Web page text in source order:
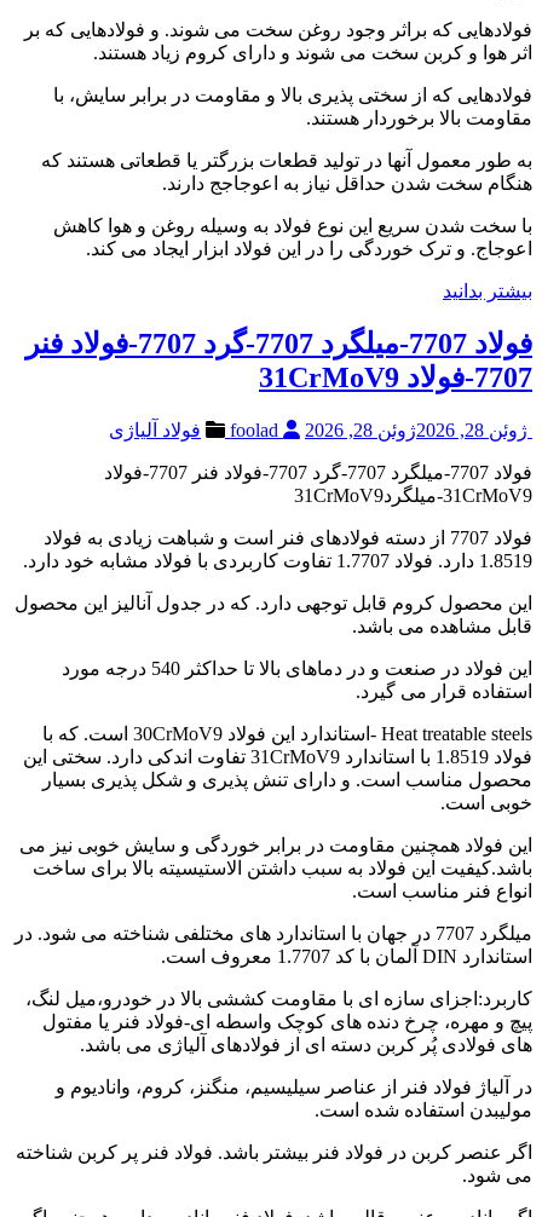
فولادهایی که براثر وجود روغن سخت می شوند. و فولادهایی که بر
اثر هوا و کربن سخت می شوند و دارای کروم زیاد هستند.
فولادهایی که از سختی پذیری بالا و مقاومت در برابر سایش، با
مقاومت بالا برخوردار هستند.
به طور معمول آنها در تولید قطعات بزرگتر یا قطعاتی هستند که
هنگام سخت شدن حداقل نیاز به اعوجاجج دارند.
با سخت شدن سریع این نوع فولاد به وسیله روغن و هوا کاهش
اعوجاج. و ترک خوردگی را در این فولاد ابزار ایجاد می کند.
بیشتر بدانید
فولاد 7707-میلگرد 7707-گرد 7707-فولاد فنر
7707-فولاد 31CrMoV9
ژوئن 28, 2026 ژوئن 28, 2026 فولاد آلیاژی
فولاد 7707-میلگرد 7707-گرد 7707-فولاد فنر 7707-فولاد
31CrMoV9-میلگرد31CrMoV9
فولاد 7707 از دسته فولادهای فنر است و شباهت زیادی به فولاد
1.8519 دارد. فولاد 1.7707 تفاوت کاربردی با فولاد مشابه خود دارد.
این محصول کروم قابل توجهی دارد. که در جدول آنالیز این محصول
قابل مشاهده می باشد.
این فولاد در صنعت و در دماهای بالا تا حداکثر 540 درجه مورد
استفاده قرار می گیرد.
Heat treatable steels -استاندارد این فولاد 30CrMoV9 است. که با
فولاد 1.8519 با استاندارد 31CrMoV9 تفاوت اندکی دارد. سختی این
محصول مناسب است. و دارای تنش پذیری و شکل پذیری بسیار
خوبی است.
این فولاد همچنین مقاومت در برابر خوردگی و سایش خوبی نیز می
باشد.کیفیت این فولاد به سبب داشتن الاستیسیته بالا برای ساخت
انواع فنر مناسب است.
میلگرد 7707 در جهان با استاندارد های مختلفی شناخته می شود. در
استاندارد DIN آلمان با کد 1.7707 معروف است.
کاربرد:اجزای سازه ای با مقاومت کششی بالا در خودرو،میل لنگ،
پیچ و مهره، چرخ دنده های کوچک واسطه ای-فولاد فنر یا مفتول
های فولادی پُر کربن دسته ای از فولادهای آلیاژی می باشد.
در آلیاژ فولاد فنر از عناصر سیلیسیم، منگنز، کروم، وانادیوم و
مولیبدن استفاده شده است.
اگر عنصر کربن در فولاد فنر بیشتر باشد. فولاد فنر پر کربن شناخته
می شود.